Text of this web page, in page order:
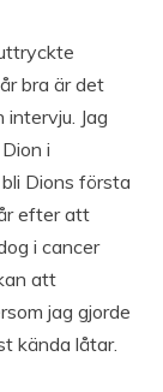
bra är det
Jag
i
Dions första
efter att
i cancer
att
jag gjorde
kända låtar.